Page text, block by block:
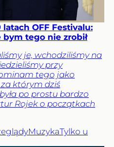
OFF Festivalu:
tego nie zrobił
je, wchodziliśmy na
przy
tego jako
którym dziś
po prostu bardzo
Rojek o początkach
MuzykaTylko u